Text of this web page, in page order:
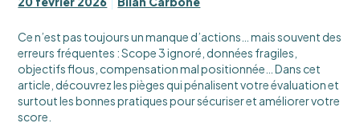
Ce n’est pas toujours un manque d’actions… mais souvent des
erreurs fréquentes : Scope 3 ignoré, données fragiles,
objectifs flous, compensation mal positionnée… Dans cet
article, découvrez les pièges qui pénalisent votre évaluation et
surtout les bonnes pratiques pour sécuriser et améliorer votre
score.